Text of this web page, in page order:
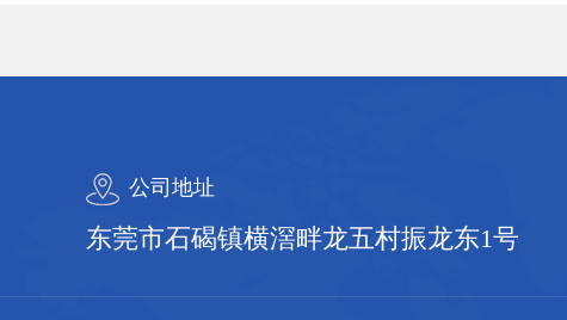
公司地址
东莞市石碣镇横滘畔龙五村振龙东1号